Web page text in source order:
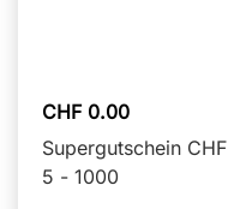
CHF 0.00
Supergutschein CHF
5 - 1000